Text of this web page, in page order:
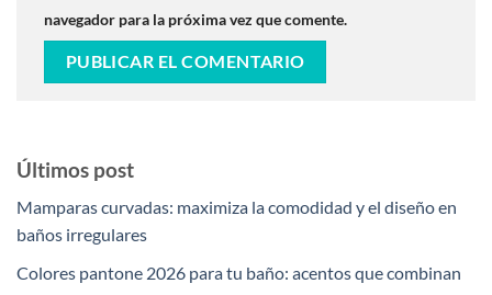
navegador para la próxima vez que comente.
Últimos post
Mamparas curvadas: maximiza la comodidad y el diseño en
baños irregulares
Colores pantone 2026 para tu baño: acentos que combinan